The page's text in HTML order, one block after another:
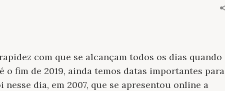
com que se alcançam todos os dias quando
fim de 2019, ainda temos datas importantes para
nesse dia, em 2007, que se apresentou online a